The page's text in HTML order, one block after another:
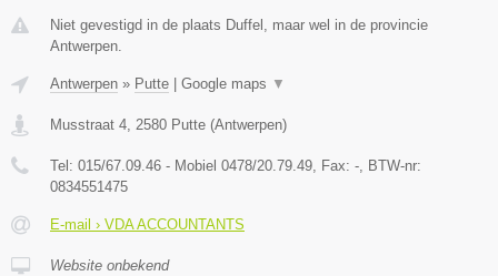
Niet gevestigd in de plaats Duffel, maar wel in de provincie
Antwerpen.
Antwerpen » Putte Google maps ▼
Musstraat 4, 2580 Putte (Antwerpen)
Tel: 015/67.09.46 - Mobiel 0478/20.79.49, Fax: -, BTW-nr:
0834551475
E-mail › VDA ACCOUNTANTS
Website onbekend